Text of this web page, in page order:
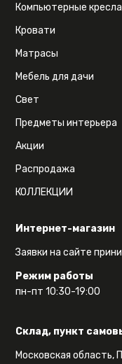
Интернет-магазин
Заявки на сайте
Режим работы
пн-пт 10:30-19:00
Склад, пункт
Московская область,
Компьютерные кресла
Кровати
Матрасы
Мебель для дачи
Свет
Предметы интерьера
Акции
Распродажа
КОЛЛЕКЦИИ